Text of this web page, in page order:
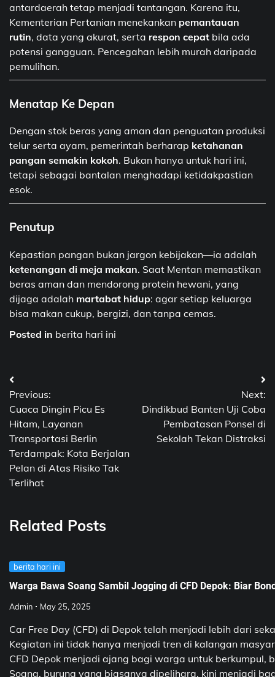
antardaerah tetap menjadi tantangan. Karena itu,
Kementerian Pertanian menekankan pemantauan
rutin, data yang akurat, serta respon cepat bila ada
potensi gangguan. Pencegahan lebih murah daripada
pemulihan.
Menatap Ke Depan
Dengan stok beras yang aman dan penguatan produksi
telur serta ayam, pemerintah berharap ketahanan
pangan semakin kokoh. Bukan hanya untuk hari ini,
tetapi sebagai bantalan menghadapi ketidakpastian
esok.
Penutup
Kepastian pangan bukan jargon kebijakan—ia adalah
ketenangan di meja makan. Saat Mentan memastikan
beras aman dan mendorong protein hewani, yang
dijaga adalah martabat hidup: agar setiap keluarga
bisa makan cukup, bergizi, dan tanpa cemas.
Posted in berita hari ini
Post
navigation
Previous:
Cuaca Dingin Picu Es
Hitam, Layanan
Transportasi Berlin
Terdampak: Kota Berjalan
Pelan di Atas Risiko Tak
Terlihat
Next:
Dindikbud Banten Uji Coba
Pembatasan Ponsel di
Sekolah Tekan Distraksi
Related Posts
berita hari ini
Warga Bawa Soang Sambil Jogging di CFD Depok: Biar
Admin May 25, 2025
Car Free Day (CFD) di Depok telah menjadi lebih dari
Kegiatan ini tidak hanya menjadi tren di kalangan
CFD Depok menjadi ajang bagi warga untuk berkumpul,
Soang, burung yang biasanya dipelihara, kini menjadi